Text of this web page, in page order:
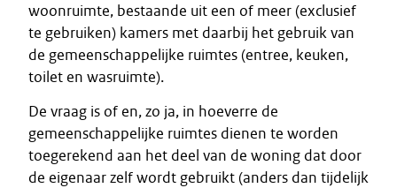
woonruimte, bestaande uit een of meer (exclusief
te gebruiken) kamers met daarbij het gebruik van
de gemeenschappelijke ruimtes (entree, keuken,
toilet en wasruimte).
De vraag is of en, zo ja, in hoeverre de
gemeenschappelijke ruimtes dienen te worden
toegerekend aan het deel van de woning dat door
de eigenaar zelf wordt gebruikt (anders dan tijdelijk